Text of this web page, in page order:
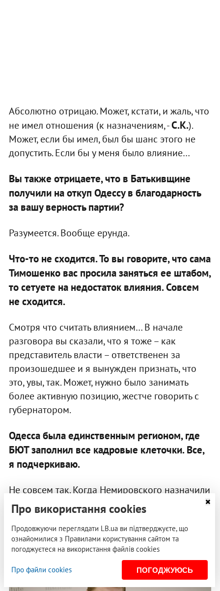
Абсолютно отрицаю. Может, кстати, и жаль, что
не имел отношения (к назначениям, -С.К.).
Может, если бы имел, был бы шанс этого не
допустить. Если бы у меня было влияние…
Вы также отрицаете, что в Батькивщине
получили на откуп Одессу в благодарность
за вашу верность партии?
Разумеется. Вообще ерунда.
Что-то не сходится. То вы говорите, что сама
Тимошенко вас просила заняться ее штабом,
то сетуете на недостаток влияния. Совсем
не сходится.
Смотря что считать влиянием… В начале
разговора вы сказали, что я тоже – как
представитель власти – ответственен за
произошедшее и я вынужден признать, что
это, увы, так. Может, нужно было занимать
более активную позицию, жестче говорить с
губернатором.
Одесса была единственным регионом, где
БЮТ заполнил все кадровые клеточки. Все,
я подчеркиваю.
Не совсем так. Когда Немировского назначили
губернатором, у меня один из вопросов к
нему был относительнообъединения
«Батькивщины» с «Фронтом змин»в
областном и городском советах.
Про використання cookies
Продовжуючи переглядати LB.ua ви підтверджуєте, що
ознайомилися з Правилами користування сайтом та
погоджуєтеся на використання файлів cookies
Про файли cookies ПОГОДЖУЮСЬ